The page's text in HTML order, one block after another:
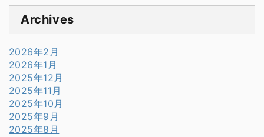
Archives
2026年2月
2026年1月
2025年12月
2025年11月
2025年10月
2025年9月
2025年8月